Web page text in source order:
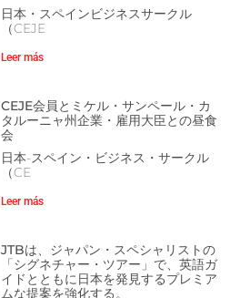
日本・スペインビジネスサークル
（CEJE
Leer más
CEJE会員とミケル・サンペール・カ
タルーニャ州企業・雇用大臣との昼食
会
日本-スペイン・ビジネス・サークル
（CE
Leer más
JTBは、ジャパン・スペシャリストの
「シグネチャー・ツアー」で、英語ガ
イドとともに日本を発見するプレミア
ムな提案を強化する。